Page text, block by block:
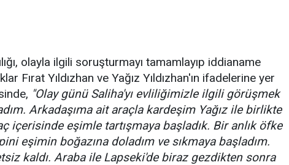
olayla ilgili soruşturmayı tamamlayıp iddianame
Fırat Yıldızhan ve Yağız Yıldızhan'ın ifadelerine yer
"Olay günü Saliha'yı evliliğimizle ilgili görüşmek
Arkadaşıma ait araçla kardeşim Yağız ile birlikte
içerisinde eşimle tartışmaya başladık. Bir anlık öfke
eşimin boğazına doladım ve sıkmaya başladım.
kaldı. Araba ile Lapseki'de biraz gezdikten sonra